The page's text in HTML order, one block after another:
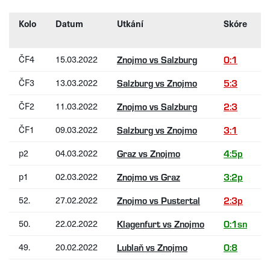
Kolo Datum Utkání Skóre
ČF4
15.03.2022 Znojmo vs Salzburg 0:1
ČF3
13.03.2022 Salzburg vs Znojmo 5:3
ČF2
11.03.2022 Znojmo vs Salzburg 2:3
ČF1
09.03.2022 Salzburg vs Znojmo 3:1
p2
04.03.2022 Graz vs Znojmo 4:5p
p1
02.03.2022 Znojmo vs Graz 3:2p
52.
27.02.2022 Znojmo vs Pustertal 2:3p
50.
22.02.2022 Klagenfurt vs Znojmo 0:1sn
49.
20.02.2022 Lublaň vs Znojmo 0:8